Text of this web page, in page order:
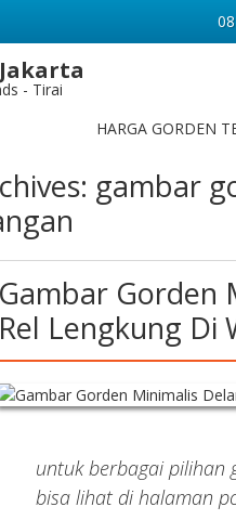
- Tirai
HARGA GORDEN
gambar
Gambar Gorden
Rel Lengkung Di
untuk berbagai pilihan
bisa lihat di halaman